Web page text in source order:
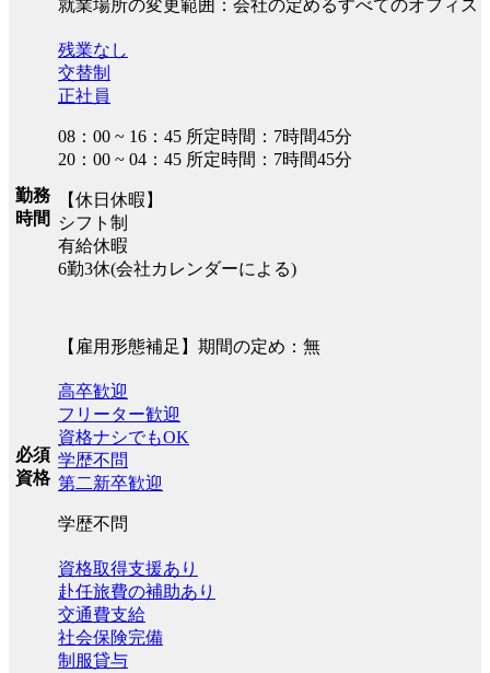
就業場所の変更範囲：会社の定めるすべてのオフィス
勤務
時間
残業なし
交替制
正社員
08：00 ~ 16：45 所定時間：7時間45分
20：00 ~ 04：45 所定時間：7時間45分
【休日休暇】
シフト制
有給休暇
6勤3休(会社カレンダーによる)
【雇用形態補足】期間の定め：無
必須
資格
高卒歓迎
フリーター歓迎
資格ナシでもOK
学歴不問
第二新卒歓迎
学歴不問
資格取得支援あり
赴任旅費の補助あり
交通費支給
社会保険完備
制服貸与